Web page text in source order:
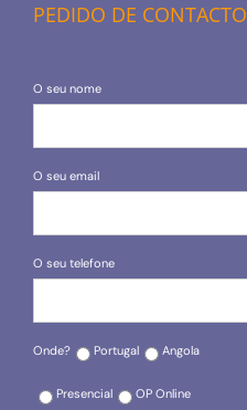
PEDIDO DE CONTACTO
O seu nome
O seu email
O seu telefone
Onde? Portugal Angola
Presencial OP Online